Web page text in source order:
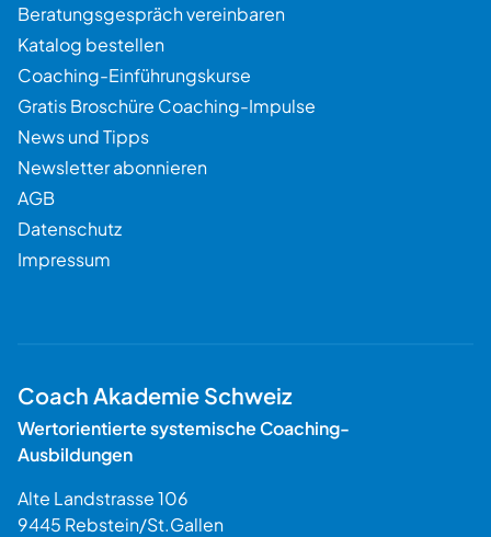
Beratungsgespräch vereinbaren
Katalog bestellen
Coaching-Einführungskurse
Gratis Broschüre Coaching-Impulse
News und Tipps
Newsletter abonnieren
AGB
Datenschutz
Impressum
Coach Akademie Schweiz
Wertorientierte systemische Coaching-
Ausbildungen
Alte Landstrasse 106
9445 Rebstein/St.Gallen